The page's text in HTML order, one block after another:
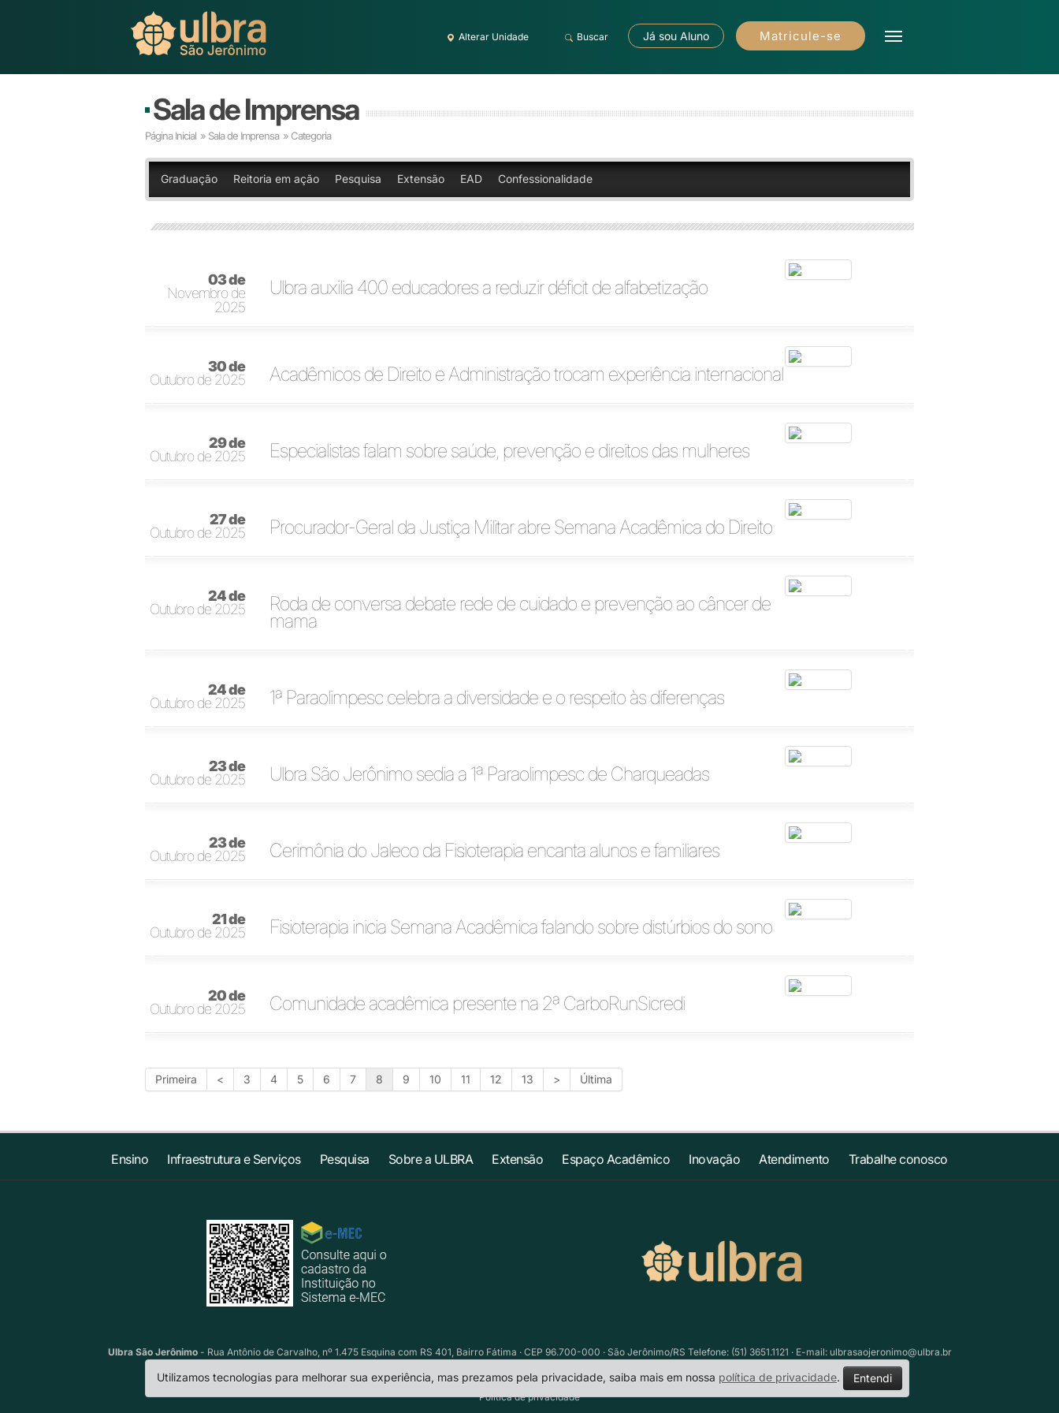
Alterar Unidade Buscar Já sou Aluno Matricule-se
Sala de Imprensa
Página Inicial » Sala de Imprensa » Categoria
Graduação Reitoria em ação Pesquisa Extensão EAD Confessionalidade
03 de
Novembro de
2025
Ulbra auxilia 400 educadores a reduzir déficit de alfabetização
30 de
Outubro de 2025
Acadêmicos de Direito e Administração trocam experiência internacional
29 de
Outubro de 2025
Especialistas falam sobre saúde, prevenção e direitos das mulheres
27 de
Outubro de 2025
Procurador-Geral da Justiça Militar abre Semana Acadêmica do Direito
24 de
Outubro de 2025
Roda de conversa debate rede de cuidado e prevenção ao câncer de
mama
24 de
Outubro de 2025
1ª Paraolimpesc celebra a diversidade e o respeito às diferenças
23 de
Outubro de 2025
Ulbra São Jerônimo sedia a 1ª Paraolimpesc de Charqueadas
23 de
Outubro de 2025
Cerimônia do Jaleco da Fisioterapia encanta alunos e familiares
21 de
Outubro de 2025
Fisioterapia inicia Semana Acadêmica falando sobre distúrbios do sono
20 de
Outubro de 2025
Comunidade acadêmica presente na 2ª CarboRunSicredi
Primeira < 3 4 5 6 7 8 9 10 11 12 13 > Última
Ensino Infraestrutura e Serviços Pesquisa Sobre a ULBRA Extensão Espaço Acadêmico Inovação Atendimento Trabalhe conosco
Ulbra São Jerônimo- Rua Antônio de Carvalho, nº 1.475 Esquina com RS 401, Bairro Fátima · CEP 96.700-000 · São Jerônimo/RS Telefone: (51) 3651.1121 · E-mail: ulbrasaojeronimo@ulbra.br
Política de privacidade
Utilizamos tecnologias para melhorar sua experiência, mas prezamos pela privacidade, saiba mais em nossa política de privacidade. Entendi